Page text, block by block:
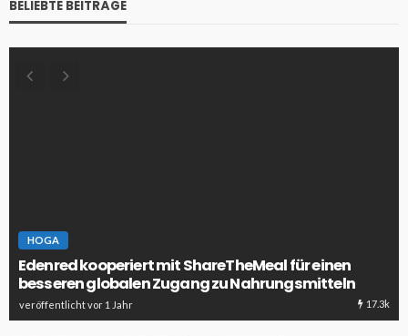
BELIEBTE BEITRÄGE
HOGA
Edenred kooperiert mit ShareTheMeal für einen
besseren globalen Zugang zu Nahrungsmitteln
veröffentlicht vor 1 Jahr 17.3k